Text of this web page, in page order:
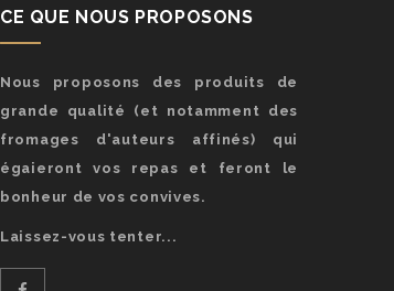
CE QUE NOUS PROPOSONS
Nous proposons des produits de
grande qualité (et notamment des
fromages d'auteurs affinés) qui
égaieront vos repas et feront le
bonheur de vos convives.
Laissez-vous tenter...